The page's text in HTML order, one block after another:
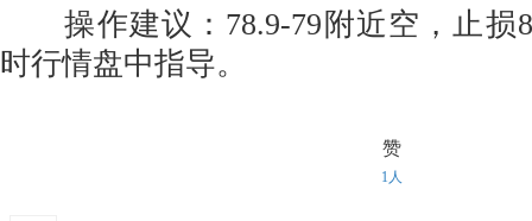
操作建议：78.9-79附近空，止损
时行情盘中指导。
赞
1人